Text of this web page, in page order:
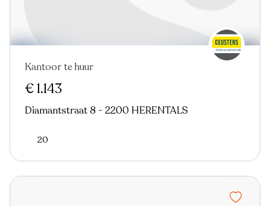
Kantoor te huur
€ 1.143
Diamantstraat 8 - 2200 HERENTALS
20